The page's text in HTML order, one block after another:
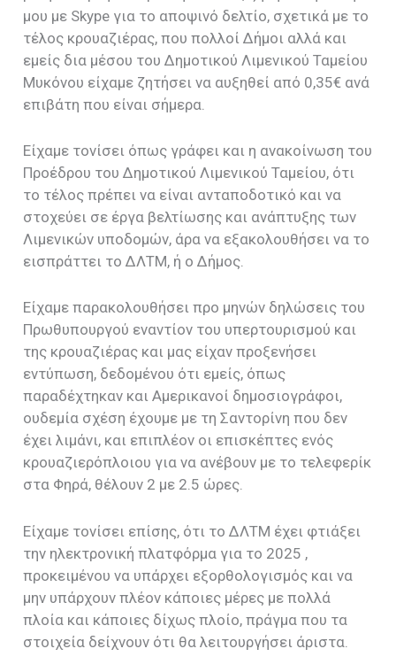
μου με Skype για το αποψινό δελτίο, σχετικά με το
τέλος κρουαζιέρας, που πολλοί Δήμοι αλλά και
εμείς δια μέσου του Δημοτικού Λιμενικού Ταμείου
Μυκόνου είχαμε ζητήσει να αυξηθεί από 0,35€ ανά
επιβάτη που είναι σήμερα.
Είχαμε τονίσει όπως γράφει και η ανακοίνωση του
Προέδρου του Δημοτικού Λιμενικού Ταμείου, ότι
το τέλος πρέπει να είναι ανταποδοτικό και να
στοχεύει σε έργα βελτίωσης και ανάπτυξης των
Λιμενικών υποδομών, άρα να εξακολουθήσει να το
εισπράττει το ΔΛΤΜ, ή ο Δήμος.
Είχαμε παρακολουθήσει προ μηνών δηλώσεις του
Πρωθυπουργού εναντίον του υπερτουρισμού και
της κρουαζιέρας και μας είχαν προξενήσει
εντύπωση, δεδομένου ότι εμείς, όπως
παραδέχτηκαν και Αμερικανοί δημοσιογράφοι,
ουδεμία σχέση έχουμε με τη Σαντορίνη που δεν
έχει λιμάνι, και επιπλέον οι επισκέπτες ενός
κρουαζιερόπλοιου για να ανέβουν με το τελεφερίκ
στα Φηρά, θέλουν 2 με 2.5 ώρες.
Είχαμε τονίσει επίσης, ότι το ΔΛΤΜ έχει φτιάξει
την ηλεκτρονική πλατφόρμα για το 2025 ,
προκειμένου να υπάρχει εξορθολογισμός και να
μην υπάρχουν πλέον κάποιες μέρες με πολλά
πλοία και κάποιες δίχως πλοίο, πράγμα που τα
στοιχεία δείχνουν ότι θα λειτουργήσει άριστα.